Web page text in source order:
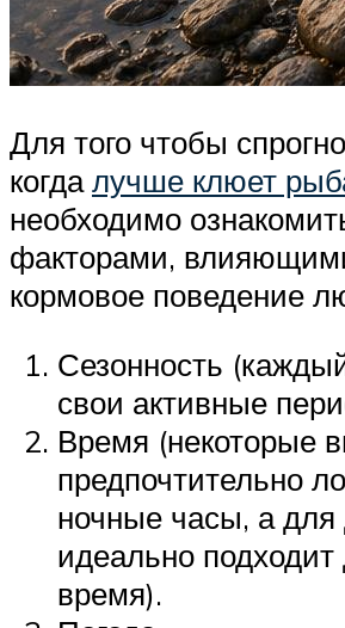
Для того чтобы
когдалучше клюет
необходимо
факторами,
кормовое поведение
Сезонность
свои активные
Время (некоторые
предпочтительно
ночные часы, а для
идеально подходит
время).